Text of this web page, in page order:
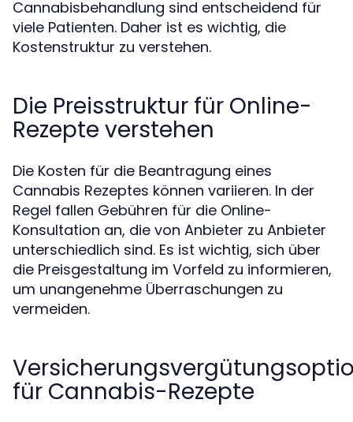
Cannabisbehandlung sind entscheidend für
viele Patienten. Daher ist es wichtig, die
Kostenstruktur zu verstehen.
Die Preisstruktur für Online-
Rezepte verstehen
Die Kosten für die Beantragung eines
Cannabis Rezeptes können variieren. In der
Regel fallen Gebühren für die Online-
Konsultation an, die von Anbieter zu Anbieter
unterschiedlich sind. Es ist wichtig, sich über
die Preisgestaltung im Vorfeld zu informieren,
um unangenehme Überraschungen zu
vermeiden.
für Cannabis-Rezepte